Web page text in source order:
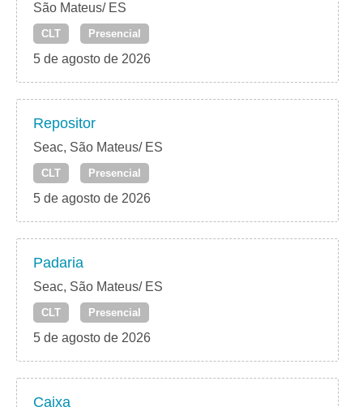
São Mateus/ ES
CLT Presencial
5 de agosto de 2026
Repositor
Seac, São Mateus/ ES
CLT Presencial
5 de agosto de 2026
Padaria
Seac, São Mateus/ ES
CLT Presencial
5 de agosto de 2026
Caixa